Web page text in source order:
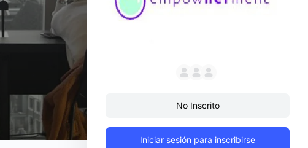
No Inscrito
Iniciar sesión para inscribirse